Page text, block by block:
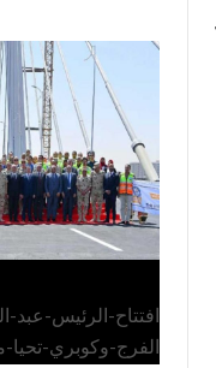
الرئيس عبد
افتتاح-الرئيس-
الفرج-وكوبري-